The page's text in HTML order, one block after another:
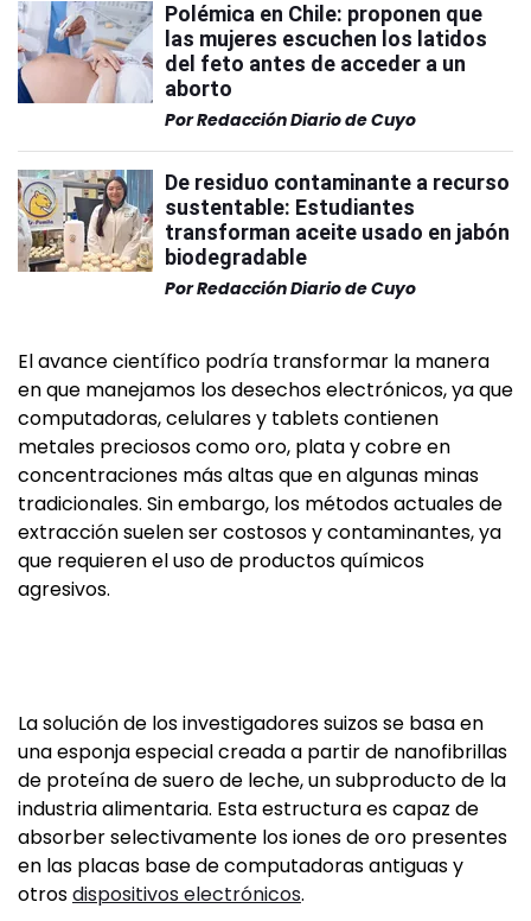
Polémica en Chile: proponen que
las mujeres escuchen los latidos
del feto antes de acceder a un
aborto
PorRedacción Diario de Cuyo
De residuo contaminante a recurso
sustentable: Estudiantes
transforman aceite usado en jabón
biodegradable
PorRedacción Diario de Cuyo
El avance científico podría transformar la manera
en que manejamos los desechos electrónicos, ya que
computadoras, celulares y tablets contienen
metales preciosos como oro, plata y cobre en
concentraciones más altas que en algunas minas
tradicionales. Sin embargo, los métodos actuales de
extracción suelen ser costosos y contaminantes, ya
que requieren el uso de productos químicos
agresivos.
La solución de los investigadores suizos se basa en
una esponja especial creada a partir de nanofibrillas
de proteína de suero de leche, un subproducto de la
industria alimentaria. Esta estructura es capaz de
absorber selectivamente los iones de oro presentes
en las placas base de computadoras antiguas y
otrosdispositivos electrónicos.